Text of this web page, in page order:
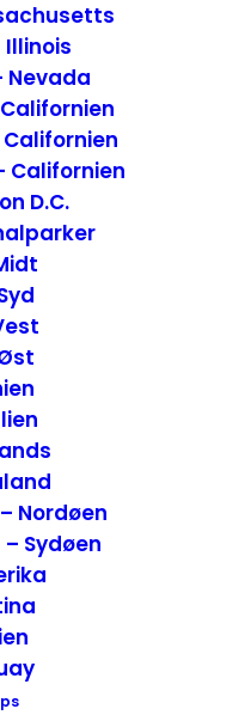
Illinois
Nevada
Californien
D.C.
Nordøen
Sydøen
Hotel – Boston,
- Massachusetts